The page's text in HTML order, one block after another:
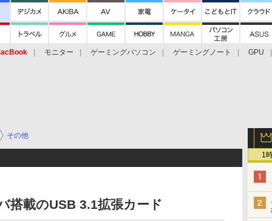
モニター ゲーミングパソコン ゲーミングノート GPU
1
その他
搭載のUSB 3.1拡張カード